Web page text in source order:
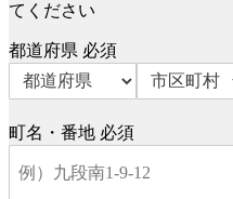
てください
都道府県 必須
町名・番地 必須